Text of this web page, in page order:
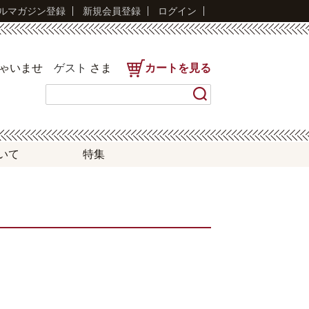
マガジン登録 新規会員登録 ログイン
いませ ゲスト さま カートを見る
て 特集